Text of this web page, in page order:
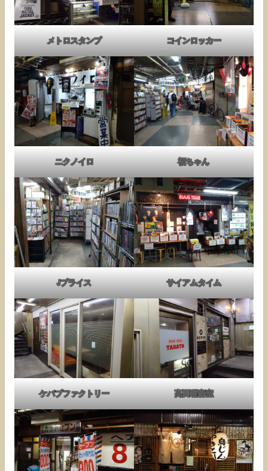
メトロスタンプ コインロッカー
ニクノイロ 福ちゃん
Jプライス サイアムタイム
ケバブファクトリー 高田理容室